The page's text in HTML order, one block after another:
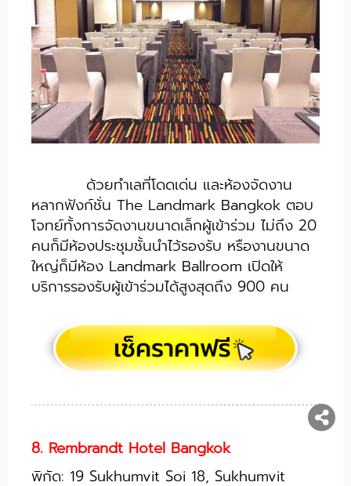
ด้วยทำเลที่โดดเด่น และห้องจัดงาน
หลากฟังก์ชั่น The Landmark Bangkok ตอบ
โจทย์ทั้งการจัดงานขนาดเล็กผู้เข้าร่วม ไม่ถึง 20
คนก็มีห้องประชุมชั้นนำไว้รองรับ หรืองานขนาด
ใหญ่ก็มีห้อง Landmark Ballroom เปิดให้
บริการรองรับผู้เข้าร่วมได้สูงสุดถึง 900 คน
8. Rembrandt Hotel Bangkok
พิกัด: 19 Sukhumvit Soi 18, Sukhumvit